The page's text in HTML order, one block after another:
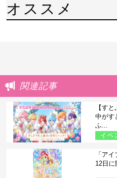
オススメ
関連記事
【す
中がす
ふ...
イベ
「ア
12日に